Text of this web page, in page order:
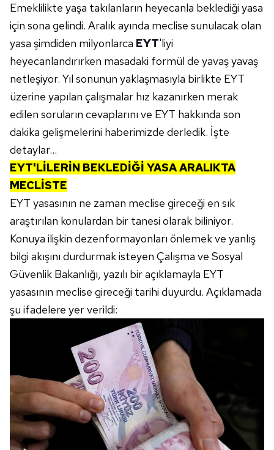
Emeklilikte yaşa takılanların heyecanla beklediği yasa
için sona gelindi. Aralık ayında meclise sunulacak olan
yasa şimdiden milyonlarca EYT'liyi
heyecanlandırırken masadaki formül de yavaş yavaş
netleşiyor. Yıl sonunun yaklaşmasıyla birlikte EYT
üzerine yapılan çalışmalar hız kazanırken merak
edilen soruların cevaplarını ve EYT hakkında son
dakika gelişmelerini haberimizde derledik. İşte
detaylar...
EYT'LİLERİN BEKLEDİĞİ YASA ARALIKTA
MECLİSTE
EYT yasasının ne zaman meclise gireceği en sık
araştırılan konulardan bir tanesi olarak biliniyor.
Konuya ilişkin dezenformayonları önlemek ve yanlış
bilgi akışını durdurmak isteyen Çalışma ve Sosyal
Güvenlik Bakanlığı, yazılı bir açıklamayla EYT
yasasının meclise gireceği tarihi duyurdu. Açıklamada
şu ifadelere yer verildi: